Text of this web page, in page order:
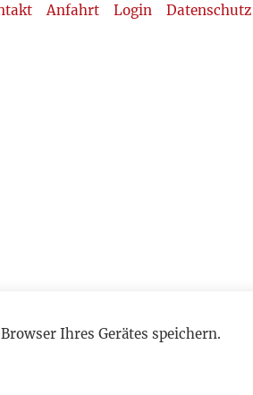
Anfahrt Login Datenschutz
Ihres Gerätes speichern.